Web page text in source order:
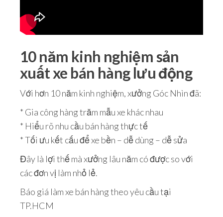
10 năm kinh nghiệm sản
xuất xe bán hàng lưu động
Với hơn 10 năm kinh nghiệm, xưởng Góc Nhìn đã:
* Gia công hàng trăm mẫu xe khác nhau
* Hiểu rõ nhu cầu bán hàng thực tế
* Tối ưu kết cấu để xe bền – dễ dùng – dễ sửa
Đây là lợi thế mà xưởng lâu năm có được so với
các đơn vị làm nhỏ lẻ.
Báo giá làm xe bán hàng theo yêu cầu tại
TP.HCM